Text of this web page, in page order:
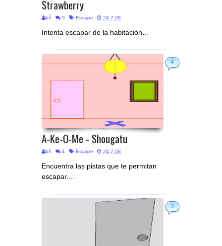
Strawberry
bñ 9 Escape 24.7.08
Intenta escapar de la habitación…
4
A-Ke-O-Me - Shougatu
bñ 4 Escape 24.7.08
Encuentra las pistas que te permitan
escapar.…
3